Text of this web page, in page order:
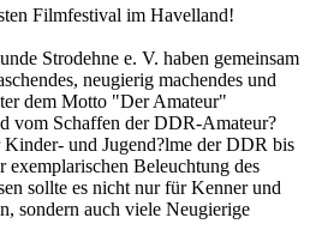
Filmfestival im Havelland!
Strodehne e. V. haben gemeinsam
neugierig machendes und
dem Motto "Der Amateur"
vom Schaffen der DDR-Amateur?
und Jugend?lme der DDR bis
Beleuchtung des
sollte es nicht nur für Kenner und
sondern auch viele Neugierige